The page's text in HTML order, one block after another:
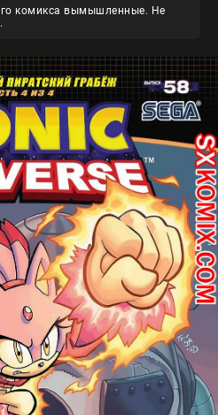
комикса вымышленные. Не